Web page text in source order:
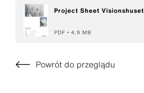
Project Sheet Visionshuset
PDF 4,9 MB
Powrót do przeglądu